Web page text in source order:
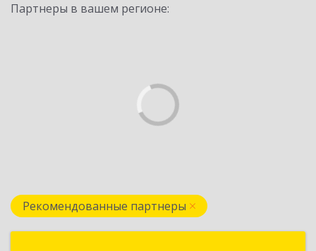
Партнеры в вашем регионе:
Рекомендованные партнеры